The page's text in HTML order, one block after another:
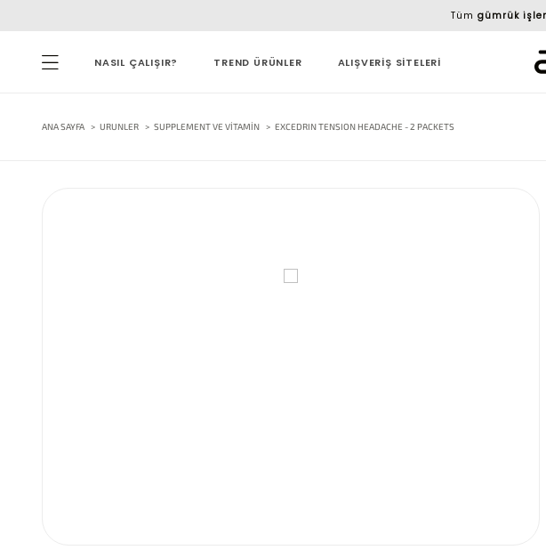
Tüm gümrük
NASIL ÇALIŞIR? TREND ÜRÜNLER ALIŞVERİŞ SİTELERİ
ANA SAYFA URUNLER SUPPLEMENT VE VITAMIN EXCEDRIN TENSION HEADACHE - 2 PACKETS